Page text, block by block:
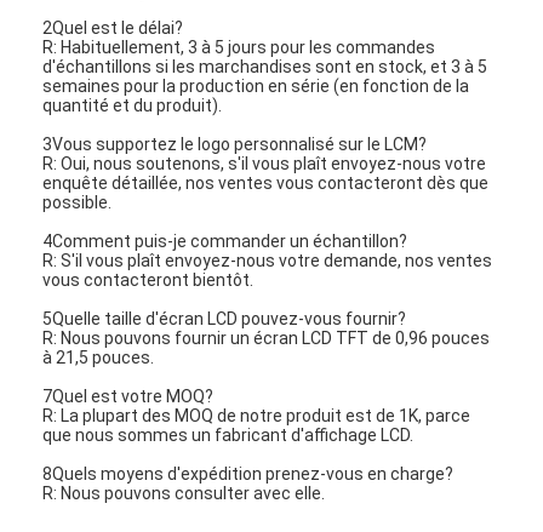
2Quel est le délai?
R: Habituellement, 3 à 5 jours pour les commandes
d'échantillons si les marchandises sont en stock, et 3 à 5
semaines pour la production en série (en fonction de la
quantité et du produit).
3Vous supportez le logo personnalisé sur le LCM?
R: Oui, nous soutenons, s'il vous plaît envoyez-nous votre
enquête détaillée, nos ventes vous contacteront dès que
possible.
4Comment puis-je commander un échantillon?
R: S'il vous plaît envoyez-nous votre demande, nos ventes
vous contacteront bientôt.
5Quelle taille d'écran LCD pouvez-vous fournir?
R: Nous pouvons fournir un écran LCD TFT de 0,96 pouces
à 21,5 pouces.
7Quel est votre MOQ?
R: La plupart des MOQ de notre produit est de 1K, parce
que nous sommes un fabricant d'affichage LCD.
8Quels moyens d'expédition prenez-vous en charge?
R: Nous pouvons consulter avec elle.